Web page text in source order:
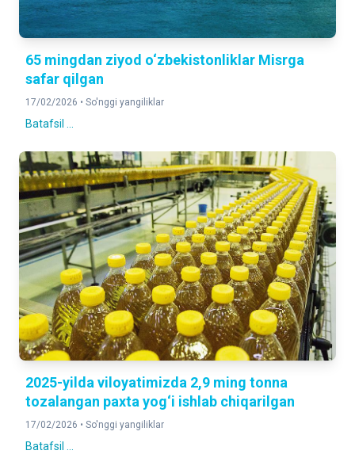
65 mingdan ziyod o‘zbekistonliklar Misrga
safar qilgan
17/02/2026 • So'nggi yangiliklar
Batafsil ...
2025-yilda viloyatimizda 2,9 ming tonna
tozalangan paxta yog‘i ishlab chiqarilgan
17/02/2026 • So'nggi yangiliklar
Batafsil ...